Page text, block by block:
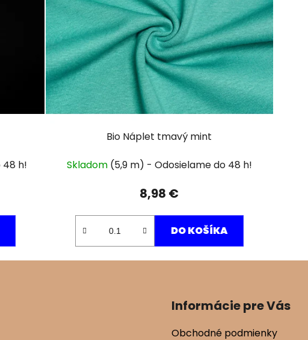
Bio Náplet tmavý mint
Skladom (5,9 m)
8,98 €
DO KOŠÍKA
Informácie pre Vás
Obchodné podmienky